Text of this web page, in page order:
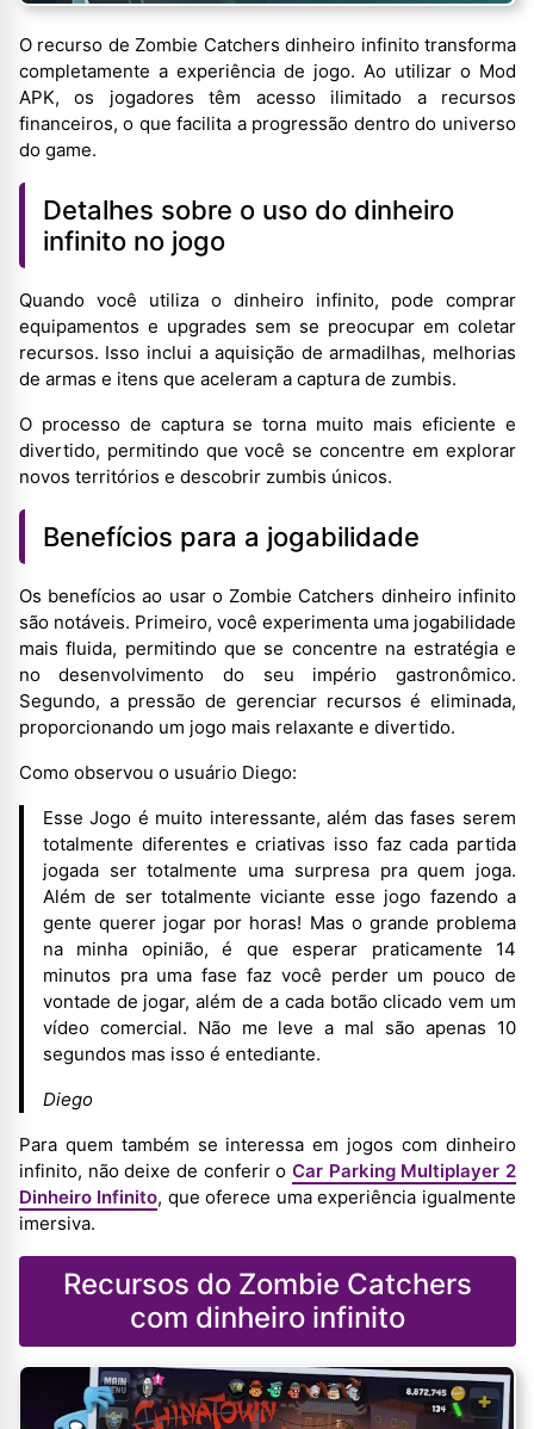
O recurso de Zombie Catchers dinheiro infinito transforma
completamente a experiência de jogo. Ao utilizar o Mod
APK, os jogadores têm acesso ilimitado a recursos
financeiros, o que facilita a progressão dentro do universo
do game.
Detalhes sobre o uso do dinheiro
infinito no jogo
Quando você utiliza o dinheiro infinito, pode comprar
equipamentos e upgrades sem se preocupar em coletar
recursos. Isso inclui a aquisição de armadilhas, melhorias
de armas e itens que aceleram a captura de zumbis.
O processo de captura se torna muito mais eficiente e
divertido, permitindo que você se concentre em explorar
novos territórios e descobrir zumbis únicos.
Benefícios para a jogabilidade
Os benefícios ao usar o Zombie Catchers dinheiro infinito
são notáveis. Primeiro, você experimenta uma jogabilidade
mais fluida, permitindo que se concentre na estratégia e
no desenvolvimento do seu império gastronômico.
Segundo, a pressão de gerenciar recursos é eliminada,
proporcionando um jogo mais relaxante e divertido.
Como observou o usuário Diego:
Esse Jogo é muito interessante, além das fases serem
totalmente diferentes e criativas isso faz cada partida
jogada ser totalmente uma surpresa pra quem joga.
Além de ser totalmente viciante esse jogo fazendo a
gente querer jogar por horas! Mas o grande problema
na minha opinião, é que esperar praticamente 14
minutos pra uma fase faz você perder um pouco de
vontade de jogar, além de a cada botão clicado vem um
vídeo comercial. Não me leve a mal são apenas 10
segundos mas isso é entediante.
Diego
Para quem também se interessa em jogos com dinheiro
infinito, não deixe de conferir o Car Parking Multiplayer 2
Dinheiro Infinito, que oferece uma experiência igualmente
imersiva.
Recursos do Zombie Catchers
com dinheiro infinito